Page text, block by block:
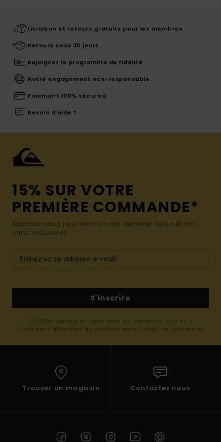
Livraison et retours gratuits pour les membres
Retours sous 30 jours
Rejoignez le programme de fidélité
Notre engagement eco-responsable
Paiement 100% sécurisé
Besoin d'aide ?
15% SUR VOTRE
PREMIÈRE COMMANDE*
Abonnez-vous pour recevoir nos dernières actus et nos
offres exclusives.
S'inscrire
(*) Offre valable en ligne pour les nouveaux inscrits -
Conditions détaillées disponibles dans l'email de bienvenue
Trouver un magasin Contactez nous